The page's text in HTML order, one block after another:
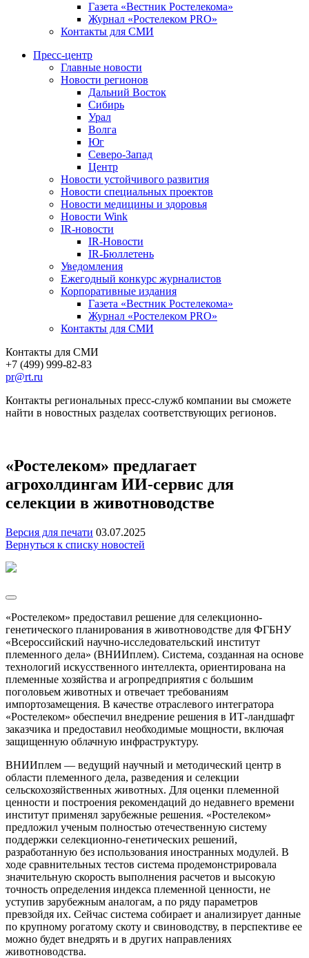
Газета «Вестник Ростелекома»
Журнал «Ростелеком PRO»
Контакты для СМИ
Пресс-центр
Главные новости
Новости регионов
Дальний Восток
Сибирь
Урал
Волга
Юг
Северо-Запад
Центр
Новости устойчивого развития
Новости специальных проектов
Новости медицины и здоровья
Новости Wink
IR-новости
IR-Новости
IR-Бюллетень
Уведомления
Ежегодный конкурс журналистов
Корпоративные издания
Газета «Вестник Ростелекома»
Журнал «Ростелеком PRO»
Контакты для СМИ
Контакты для СМИ
+7 (499) 999-82-83
pr@rt.ru
Контакты региональных пресс-служб компании вы сможете
найти в новостных разделах соответствующих регионов.
«Ростелеком» предлагает
агрохолдингам ИИ-сервис для
селекции в животноводстве
Версия для печати 03.07.2025
Вернуться к списку новостей
«Ростелеком» предоставил решение для селекционно-
генетического планирования в животноводстве для ФГБНУ
«Всероссийский научно-исследовательский институт
племенного дела» (ВНИИплем). Система, созданная на основе
технологий искусственного интеллекта, ориентирована на
племенные хозяйства и агропредприятия с большим
поголовьем животных и отвечает требованиям
импортозамещения. В качестве отраслевого интегратора
«Ростелеком» обеспечил внедрение решения в ИТ-ландшафт
заказчика и предоставил необходимые мощности, включая
защищенную облачную инфраструктуру.
ВНИИплем — ведущий научный и методический центр в
области племенного дела, разведения и селекции
сельскохозяйственных животных. Для оценки племенной
ценности и построения рекомендаций до недавнего времени
институт применял зарубежные решения. «Ростелеком»
предложил ученым полностью отечественную систему
поддержки селекционно-генетических решений,
разработанную без использования иностранных модулей. В
ходе сравнительных тестов система продемонстрировала
значительную скорость выполнения расчетов и высокую
точность определения индекса племенной ценности, не
уступив зарубежным аналогам, а по ряду параметров
превзойдя их. Сейчас система собирает и анализирует данные
по крупному рогатому скоту и свиноводству, в перспективе ее
можно будет внедрять и в других направлениях
животноводства.